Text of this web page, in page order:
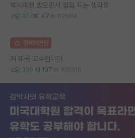
박사과정 밟으면서 점점 드는 생각들
327 47 62684
명예의전당
저 미국 교수입니다
339 107 100318